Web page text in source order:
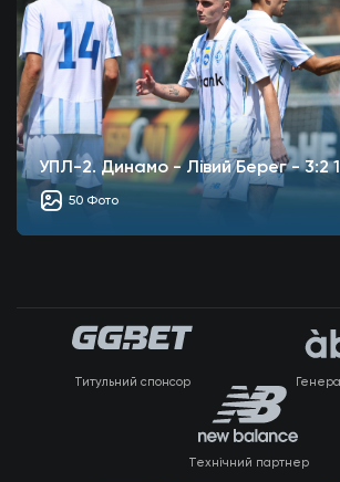
УПЛ-2. Динамо - Лівий Берег - 3:2
50 Фото
Титульний спонсор
Технічний партнер